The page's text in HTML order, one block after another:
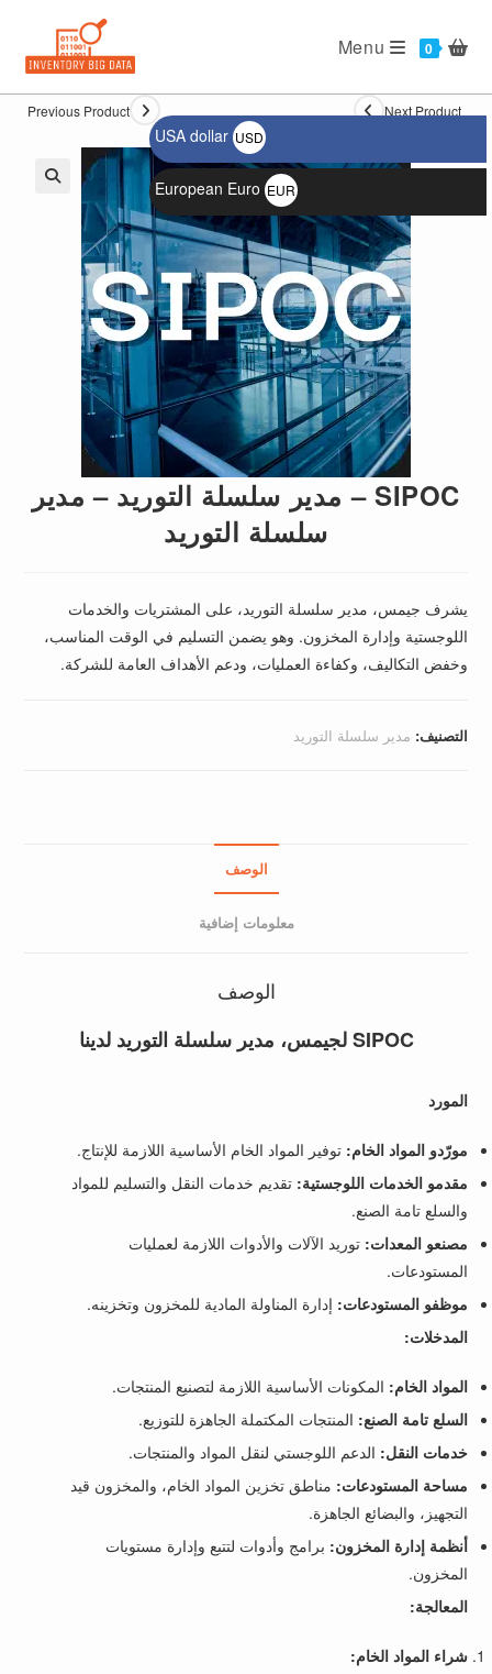
0
Menu
Previous Product Next Product
SIPOC – مدير سلسلة التوريد – مدير
سلسلة التوريد
يشرف جيمس، مدير سلسلة التوريد، على المشتريات والخدمات
اللوجستية وإدارة المخزون. وهو يضمن التسليم في الوقت المناسب،
وخفض التكاليف، وكفاءة العمليات، ودعم الأهداف العامة للشركة.
التصنيف: مدير سلسلة التوريد
الوصف
معلومات إضافية
الوصف
SIPOC لجيمس، مدير سلسلة التوريد لدينا
المورد
مورّدو المواد الخام: توفير المواد الخام الأساسية اللازمة للإنتاج.
مقدمو الخدمات اللوجستية: تقديم خدمات النقل والتسليم للمواد
والسلع تامة الصنع.
مصنعو المعدات: توريد الآلات والأدوات اللازمة لعمليات
المستودعات.
موظفو المستودعات: إدارة المناولة المادية للمخزون وتخزينه.
المدخلات:
المواد الخام: المكونات الأساسية اللازمة لتصنيع المنتجات.
السلع تامة الصنع: المنتجات المكتملة الجاهزة للتوزيع.
خدمات النقل: الدعم اللوجستي لنقل المواد والمنتجات.
مساحة المستودعات: مناطق تخزين المواد الخام، والمخزون قيد
التجهيز، والبضائع الجاهزة.
أنظمة إدارة المخزون: برامج وأدوات لتتبع وإدارة مستويات
المخزون.
المعالجة:
شراء المواد الخام:
USD
$
EUR
€